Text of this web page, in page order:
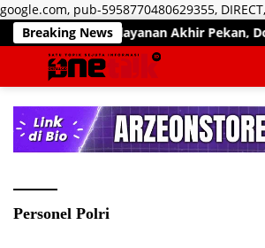
google.com, pub-5958770480629355,
Breaking News
Pelayanan Akhir Pekan, Dokter
Personel Polri